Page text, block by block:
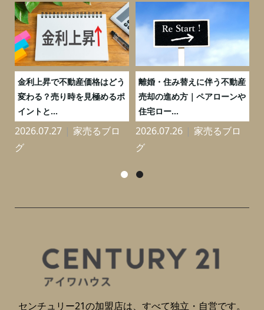
金利上昇で不動産価格はどう
変わる？売り時を見極めるポ
イントと...
2026.07.27
家売るブロ
グ
離婚・住み替えに伴う不動産
売却の進め方｜ペアローンや
住宅ロー...
2026.07.26
家売るブロ
グ
センチュリー21の加盟店は、すべて独立・自営です。